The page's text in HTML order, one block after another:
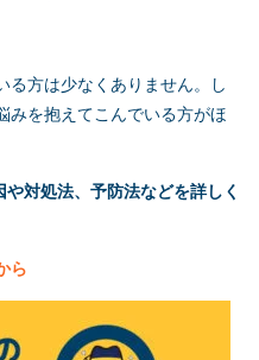
る方は少なくありません。し
みを抱えてこんでいる方がほ
対処法、予防法などを詳しく
ら